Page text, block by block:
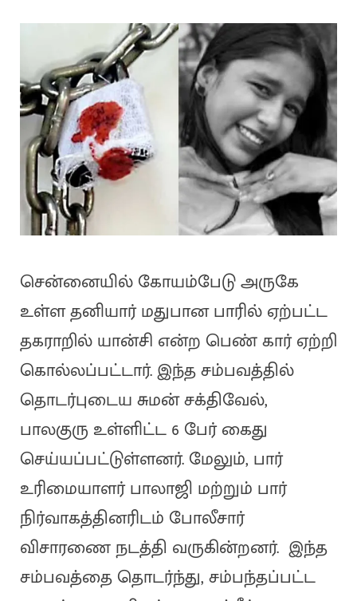
சென்னையில் கோயம்பேடு அருகே
உள்ள தனியார் மதுபான பாரில் ஏற்பட்ட
தகராறில் யான்சி என்ற பெண் கார் ஏற்றி
கொல்லப்பட்டார். இந்த சம்பவத்தில்
தொடர்புடைய சுமன் சக்திவேல்,
பாலகுரு உள்ளிட்ட 6 பேர் கைது
செய்யப்பட்டுள்ளனர். மேலும், பார்
உரிமையாளர் பாலாஜி மற்றும் பார்
நிர்வாகத்தினரிடம் போலீசார்
விசாரணை நடத்தி வருகின்றனர். இந்த
சம்பவத்தை தொடர்ந்து, சம்பந்தப்பட்ட